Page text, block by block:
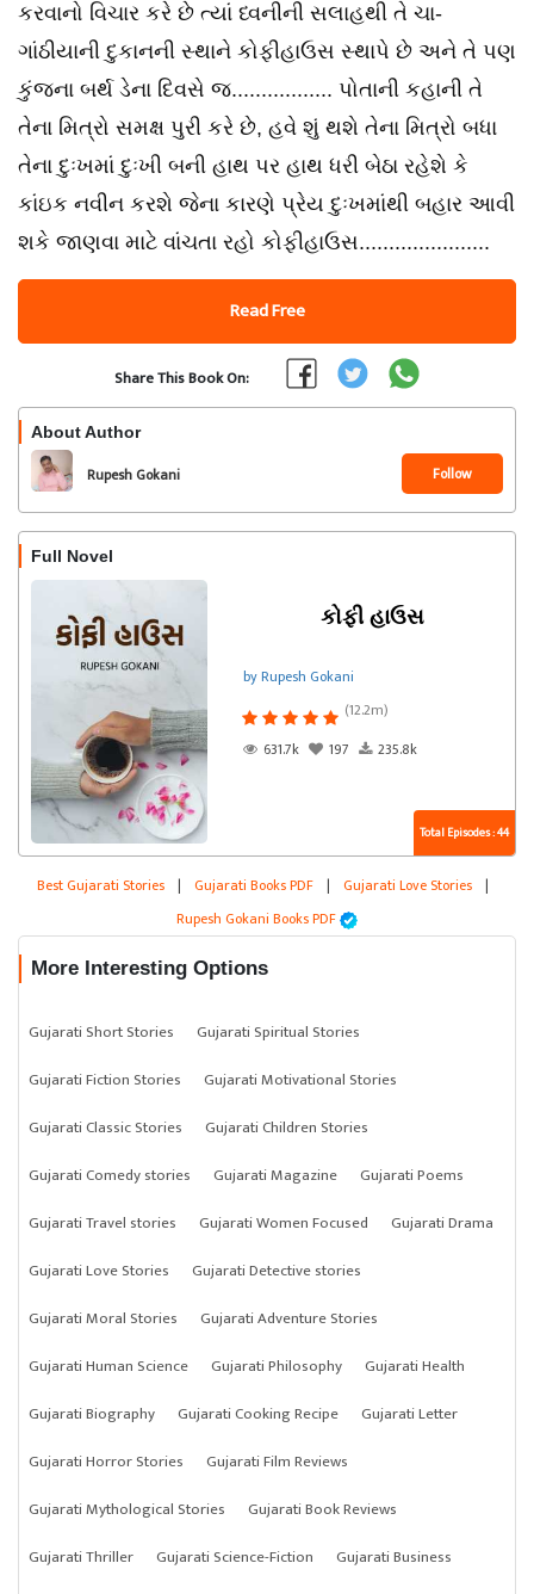
કરવાનો વિચાર કરે છે ત્યાં ધ્વનીની સલાહથી તે ચા-
ગાંઠીયાની દુકાનની સ્થાને કોફીહાઉસ સ્થાપે છે અને તે પણ
કુંજના બર્થ ડેના દિવસે જ................. પોતાની કહાની તે
તેના મિત્રો સમક્ષ પુરી કરે છે, હવે શું થશે તેના મિત્રો બધા
તેના દુઃખમાં દુઃખી બની હાથ પર હાથ ધરી બેઠા રહેશે કે
કાંઇક નવીન કરશે જેના કારણે પ્રેય દુઃખમાંથી બહાર આવી
શકે જાણવા માટે વાંચતા રહો કોફીહાઉસ......................
Read Free
Share This Book On:
About Author
Rupesh Gokani Follow
Full Novel
કોફી હાઉસ
by Rupesh Gokani
(12.2m)
631.7k
197 235.8k
Total Episodes : 44
Best Gujarati Stories | Gujarati Books PDF | Gujarati Love Stories |
Rupesh Gokani Books PDF
More Interesting Options
Gujarati Short Stories
Gujarati Spiritual Stories
Gujarati Fiction Stories
Gujarati Motivational Stories
Gujarati Classic Stories
Gujarati Children Stories
Gujarati Comedy stories
Gujarati Magazine
Gujarati Poems
Gujarati Travel stories
Gujarati Women Focused
Gujarati Drama
Gujarati Love Stories
Gujarati Detective stories
Gujarati Moral Stories
Gujarati Adventure Stories
Gujarati Human Science
Gujarati Philosophy
Gujarati Health
Gujarati Biography
Gujarati Cooking Recipe
Gujarati Letter
Gujarati Horror Stories
Gujarati Film Reviews
Gujarati Mythological Stories
Gujarati Book Reviews
Gujarati Thriller
Gujarati Science-Fiction
Gujarati Business